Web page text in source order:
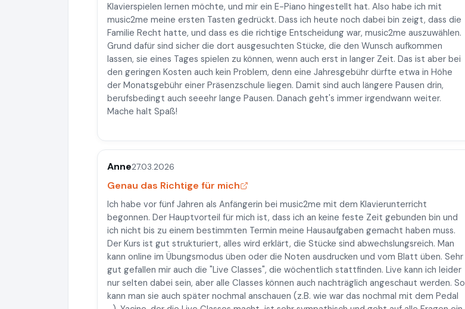
Klavierspielen lernen möchte, und mir ein E-Piano hingestellt hat. Also habe ich mit
music2me meine ersten Tasten gedrückt. Dass ich heute noch dabei bin zeigt, dass die
Familie Recht hatte, und dass es die richtige Entscheidung war, music2me auszuwählen.
Grund dafür sind sicher die dort ausgesuchten Stücke, die den Wunsch aufkommen
lassen, sie eines Tages spielen zu können, wenn auch erst in langer Zeit. Das ist aber bei
den geringen Kosten auch kein Problem, denn eine Jahresgebühr dürfte etwa in Höhe
der Monatsgebühr einer Präsenzschule liegen. Damit sind auch längere Pausen drin,
berufsbedingt auch seeehr lange Pausen. Danach geht's immer irgendwann weiter.
Mache halt Spaß!
Anne27.03.2026
Genau das Richtige für mich
Ich habe vor fünf Jahren als Anfängerin bei music2me mit dem Klavierunterricht
begonnen. Der Hauptvorteil für mich ist, dass ich an keine feste Zeit gebunden bin und
ich nicht bis zu einem bestimmten Termin meine Hausaufgaben gemacht haben muss.
Der Kurs ist gut strukturiert, alles wird erklärt, die Stücke sind abwechslungsreich. Man
kann online im Übungsmodus üben oder die Noten ausdrucken und vom Blatt üben. Sehr
gut gefallen mir auch die "Live Classes", die wöchentlich stattfinden. Live kann ich leider
nur selten dabei sein, aber alle Classes können auch nachträglich angeschaut werden. So
kann man sie auch später nochmal anschauen (z.B. wie war das nochmal mit dem Pedal